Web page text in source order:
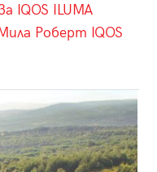
IQOS ILUMA
Роберт IQOS